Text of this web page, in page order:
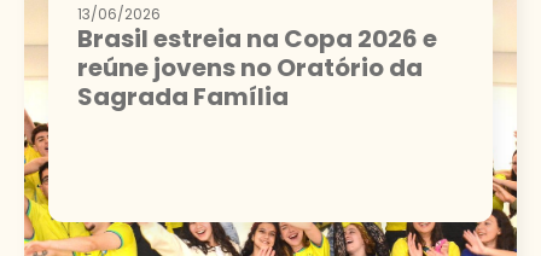
13/06/2026
Brasil estreia na Copa 2026 e
reúne jovens no Oratório da
Sagrada Família